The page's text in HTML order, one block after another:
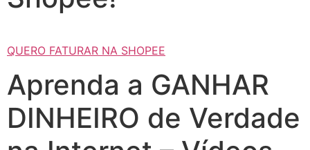
QUERO FATURAR NA SHOPEE
Aprenda a GANHAR
DINHEIRO de Verdade